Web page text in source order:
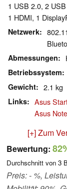
1 USB 2.0, 2
1 HDMI, 1
Netzwerk
Abmessungen
Betriebssystem
Gewicht 2.1 kg
Links
Asus
Asus
[+] Zum
Bewertung:
Durchschnitt von 3
Preis: - %,